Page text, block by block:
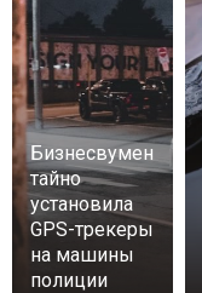
Бизнесвумен
тайно
установила
GPS-трекеры
на машины
полиции